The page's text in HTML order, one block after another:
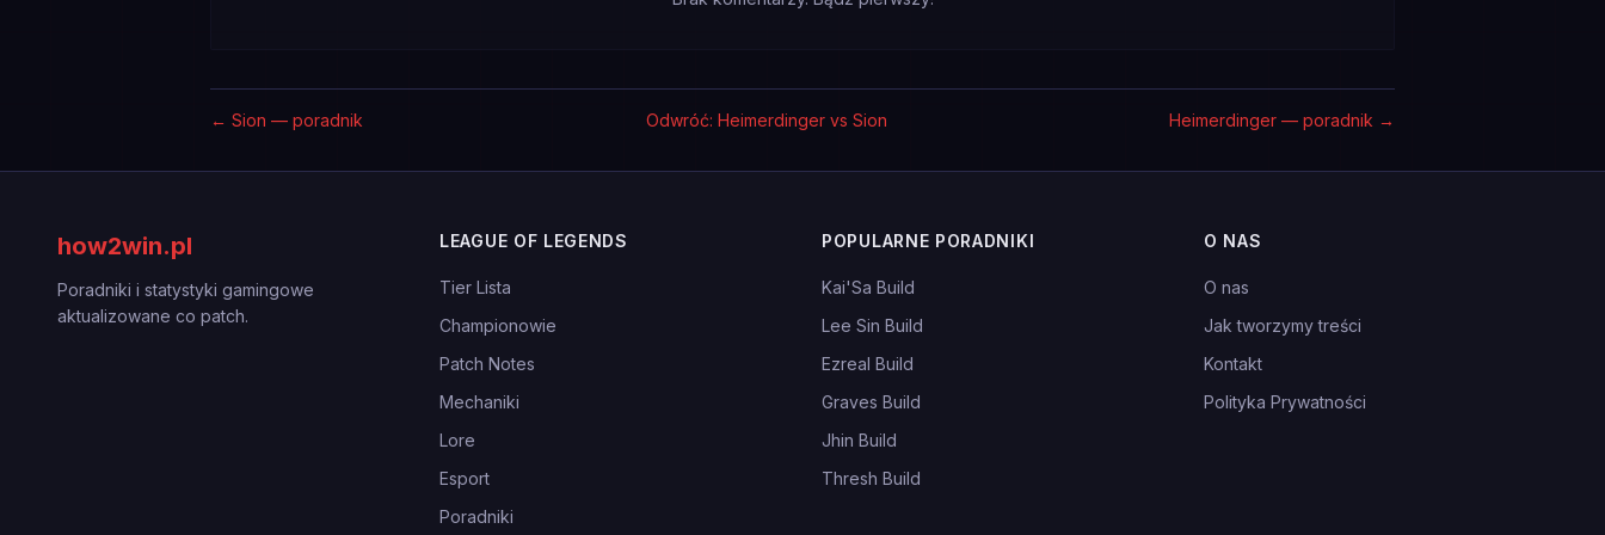
← Sion — poradnik Odwróć: Heimerdinger vs Sion Heimerdinger — poradnik →
how2win.pl
Poradniki i statystyki gamingowe
aktualizowane co patch.
LEAGUE OF LEGENDS
Tier Lista
Championowie
Patch Notes
Mechaniki
Lore
Esport
Poradniki
POPULARNE PORADNIKI
Kai'Sa Build
Lee Sin Build
Ezreal Build
Graves Build
Jhin Build
Thresh Build
O NAS
O nas
Jak tworzymy treści
Kontakt
Polityka Prywatności